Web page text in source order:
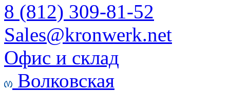
8 (812) 309-81-52
Sales@kronwerk.net
Офис и склад
Волковская